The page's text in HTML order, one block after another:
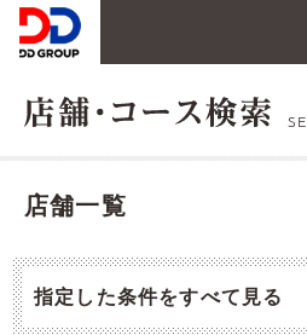
店舗一覧
指定した条件をすべて見る